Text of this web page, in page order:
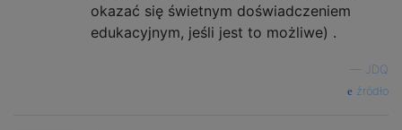
okazać się świetnym doświadczeniem
edukacyjnym, jeśli jest to możliwe) .
JDQ
źródło